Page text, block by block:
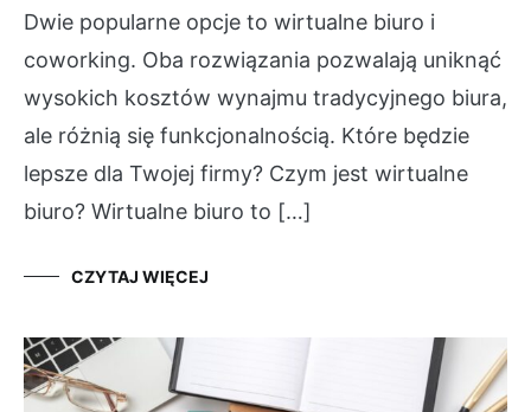
Dwie popularne opcje to wirtualne biuro i
coworking. Oba rozwiązania pozwalają uniknąć
wysokich kosztów wynajmu tradycyjnego biura,
ale różnią się funkcjonalnością. Które będzie
lepsze dla Twojej firmy? Czym jest wirtualne
biuro? Wirtualne biuro to […]
CZYTAJ WIĘCEJ